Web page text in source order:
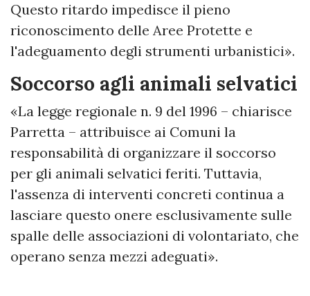
Questo ritardo impedisce il pieno
riconoscimento delle Aree Protette e
l'adeguamento degli strumenti urbanistici».
Soccorso agli animali selvatici
«La legge regionale n. 9 del 1996 – chiarisce
Parretta – attribuisce ai Comuni la
responsabilità di organizzare il soccorso
per gli animali selvatici feriti. Tuttavia,
l'assenza di interventi concreti continua a
lasciare questo onere esclusivamente sulle
spalle delle associazioni di volontariato, che
operano senza mezzi adeguati».